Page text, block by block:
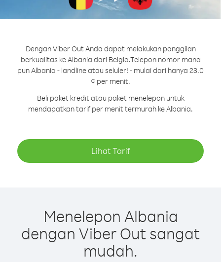
Dengan Viber Out Anda dapat melakukan panggilan
berkualitas ke Albania dari Belgia.Telepon nomor mana
pun Albania - landline atau seluler! - mulai dari hanya 23.0
¢ per menit.
Beli paket kredit atau paket menelepon untuk
mendapatkan tarif per menit termurah ke Albania.
Lihat Tarif
Menelepon Albania
dengan Viber Out sangat
mudah.